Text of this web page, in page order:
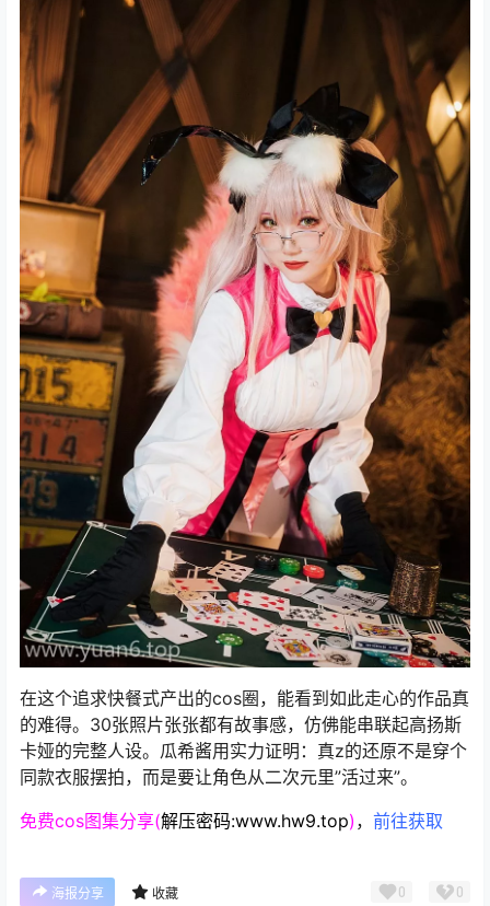
在这个追求快餐式产出的cos圈，能看到如此走心的作品真
的难得。30张照片张张都有故事感，仿佛能串联起高扬斯
卡娅的完整人设。瓜希酱用实力证明：真z的还原不是穿个
同款衣服摆拍，而是要让角色从二次元里”活过来”。
免费cos图集分享(解压密码:www.hw9.top) ， 前往获取
海报分享 收藏 0 0